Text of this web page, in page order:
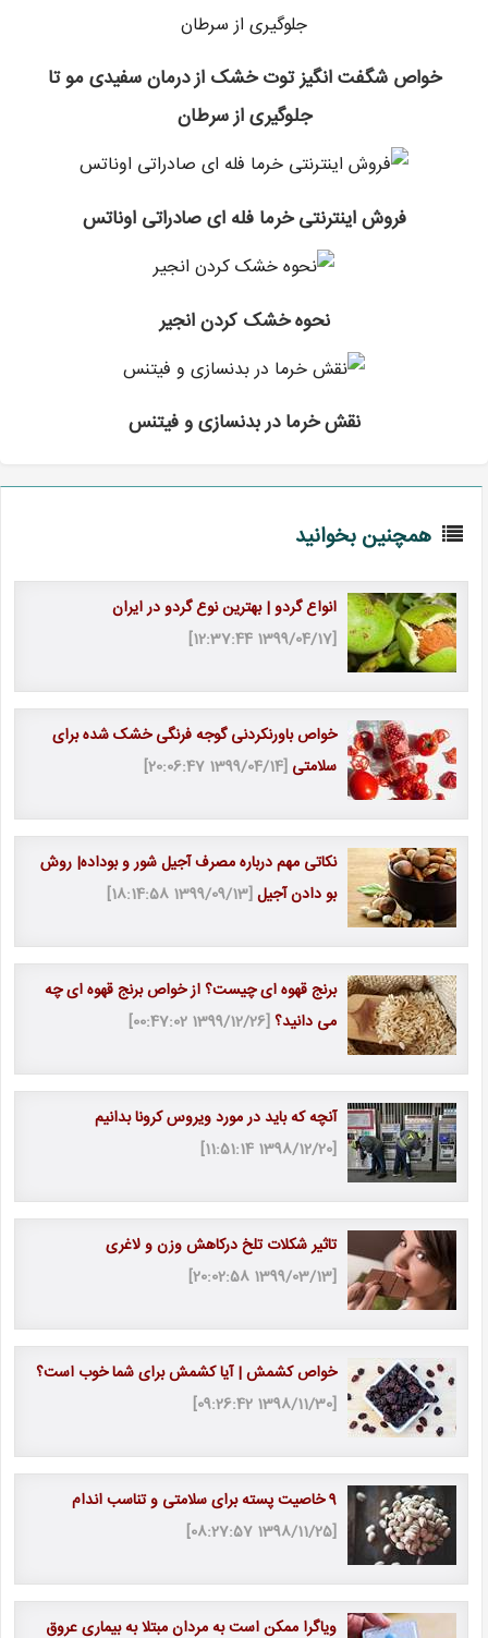
خواص شگفت انگیز توت خشک از درمان سفیدی مو تا
جلوگیری از سرطان
فروش اینترنتی خرما فله ای صادراتی اوناتس
نحوه خشک کردن انجیر
نقش خرما در بدنسازی و فیتنس
همچنین بخوانید
انواع گردو | بهترین نوع گردو در ایران
[1399/04/17 12:37:44]
خواص باورنکردنی گوجه فرنگی خشک شده برای
سلامتی [1399/04/14 20:06:47]
نکاتی مهم درباره مصرف آجیل شور و بوداده| روش
بو دادن آجیل[1399/09/13 18:14:58]
برنج قهوه ای چیست؟ از خواص برنج قهوه ای چه
می دانید؟[1399/12/26 00:47:02]
آنچه که باید در مورد ویروس کرونا بدانیم
[1398/12/20 11:51:14]
تاثیر شکلات تلخ درکاهش وزن و لاغری
[1399/03/13 20:02:58]
خواص کشمش | آیا کشمش برای شما خوب است؟
[1398/11/30 09:26:42]
9 خاصیت پسته برای سلامتی و تناسب اندام
[1398/11/25 08:27:57]
ویاگرا ممکن است به مردان مبتلا به بیماری عروق